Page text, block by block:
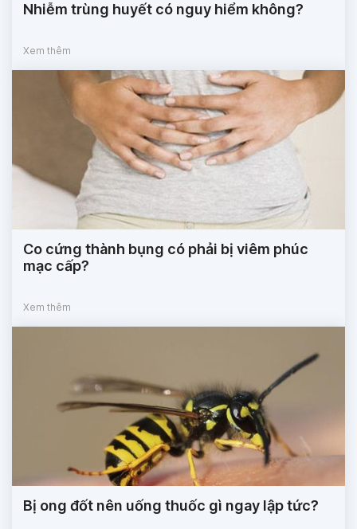
Nhiễm trùng huyết có nguy hiểm không?
Xem thêm
Co cứng thành bụng có phải bị viêm phúc
mạc cấp?
Xem thêm
Bị ong đốt nên uống thuốc gì ngay lập tức?